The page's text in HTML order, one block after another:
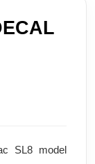
SL8 model